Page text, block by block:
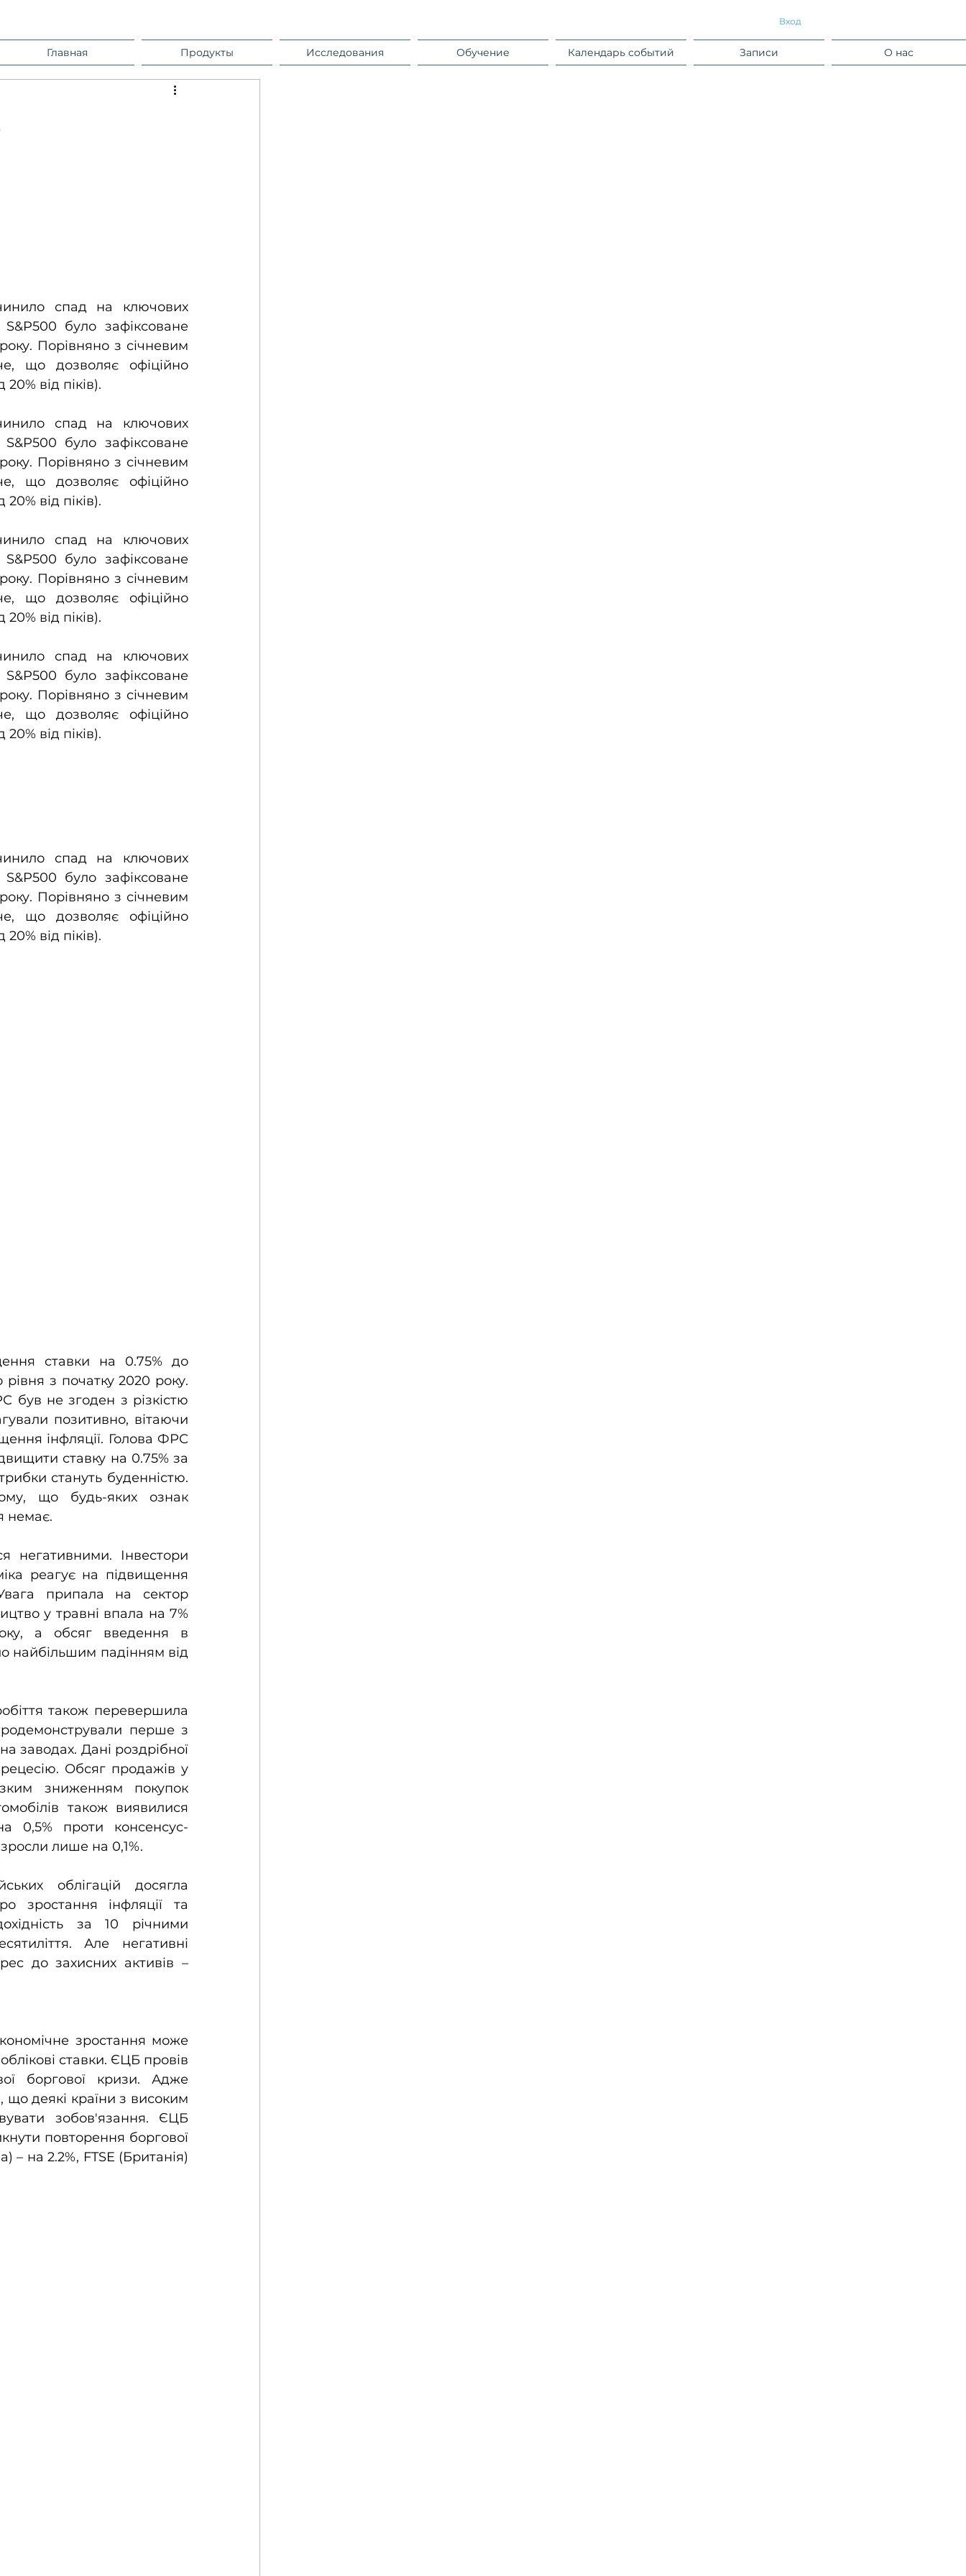
Вход
Главная Продукты Исследования Обучение Календарь событий Записи О нас
спад на ключових
було зафіксоване
Порівняно з січневим
що дозволяє офіційно
від піків).
спад на ключових
було зафіксоване
Порівняно з січневим
що дозволяє офіційно
від піків).
спад на ключових
було зафіксоване
Порівняно з січневим
що дозволяє офіційно
від піків).
спад на ключових
було зафіксоване
Порівняно з січневим
що дозволяє офіційно
від піків).
спад на ключових
було зафіксоване
Порівняно з січневим
що дозволяє офіційно
від піків).
ставки на 0.75% до
рівня з початку 2020 року.
був не згоден з різкістю
позитивно, вітаючи
інфляції. Голова ФРС
ставку на 0.75% за
стануть буденністю.
що будь-яких ознак
немає.
негативними. Інвестори
реагує на підвищення
припала на сектор
у травні впала на 7%
а обсяг введення в
найбільшим падінням від
також перевершила
перше з
заводах. Дані роздрібної
Обсяг продажів у
зниженням покупок
також виявилися
0,5% проти консенсус-
лише на 0,1%.
облігацій досягла
зростання інфляції та
за 10 річними
Але негативні
до захисних активів –
зростання може
ставки. ЄЦБ провів
боргової кризи. Адже
що деякі країни з високим
зобов'язання. ЄЦБ
повторення боргової
– на 2.2%, FTSE (Британія)